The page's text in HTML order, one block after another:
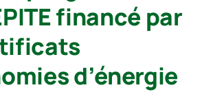
décarbonation
à
l’augmentation
financé par
d’énergie